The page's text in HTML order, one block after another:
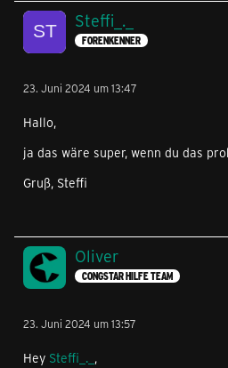
Steffi_._
FORENKENNER
23. Juni 2024 um 13:47
Hallo,
ja das wäre super, wenn du das
Gruß, Steffi
Oliver
CONGSTAR HILFE TEAM
23. Juni 2024 um 13:57
Hey Steffi_._ ,